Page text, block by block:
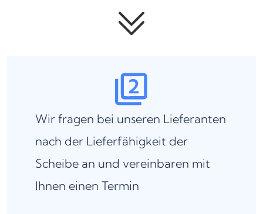
Wir fragen bei unseren Lieferanten
nach der Lieferfähigkeit der
Scheibe an und vereinbaren mit
Ihnen einen Termin